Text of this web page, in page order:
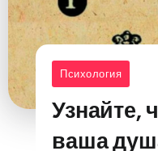
Психология
Узнайте,
ваша